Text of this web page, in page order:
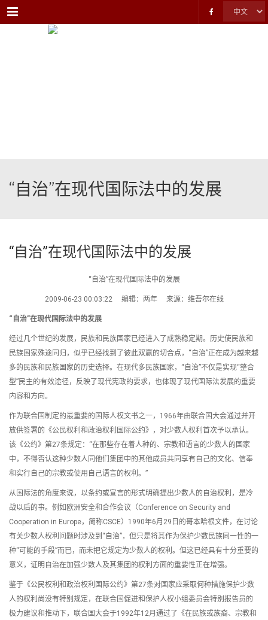
Menu
“自治”在现代国际法中的发展
“自治”在现代国际法中的发展
“自治”在现代国际法中的发展
2009-06-23 00:03:22 编辑：两年 来源：维吾尔在线
“自治”在现代国际法中的发展
经过几个世纪的发展，民族和民族国家已经进入了成熟稳定期。历史使民族和
民族国家殊途同归，似乎已经找到了彼此双赢的切合点，“自治”正在成为越来越
多的民族和民族国家的历史选择。在现代多民族国家，“自治”不仅是实现“整合
型”民主的有效途径，反映了现代宪政的要求，也体现了现代国际法发展的重要
内容和方向。
作为联合国制定的最重要的国际人权文书之一，1966年由联合国大会通过并开
放供签署的《公民权利和政治权利国际公约》，对少数人权利首次予以承认。
该《公约》第27条规定：“在那些存在着人种的、宗教和语言的少数人的国家
中，不得否认这种少数人同他们集团中的其他成员共同享有自己的文化、信奉
和实行自己的宗教或使用自己语言的权利。”
从国际法的角度来说，以条约或宣言的形式明确提出少数人的自治权利，是冷
战以后的事。例如欧洲安全和合作会议（Conference on Security and
Cooperation in Europe，简称CSCE）1990年6月29日的哥本哈根文件，在讨论
有关少数人权利问题时涉及到“自治”，但只是将其作为保护少数民族同一性的一
种“可能的手段”而已，而未把它规定为少数人的权利。但这已经具有十分重要的
意义，证明自治在加强少数人及其集团的权利方面的重要性正在增强。
鉴于《公民权利和政治权利国际公约》第27条对国家应采取何种措施保护少数
人的权利尚没有特别规定，在联合国促进和保护人权小组委员会特别报告员的
极力建议和推动下，联合国大会于1992年12月通过了《在民族或族裔、宗教和